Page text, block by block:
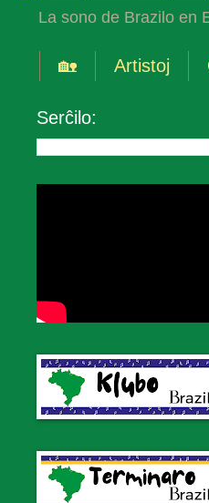
La sono de Brazilo en
🏡 Artistoj
Serĉilo: